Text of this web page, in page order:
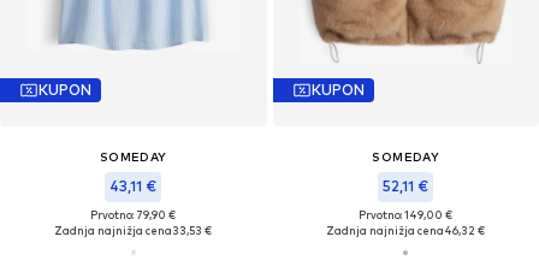
KUPON
SOMEDAY
43,11 €
Prvotno: 79,90 €
Zadnja najnižja cena33,53 €
KUPON
SOMEDAY
52,11 €
Prvotno: 149,00 €
Zadnja najnižja cena46,32 €